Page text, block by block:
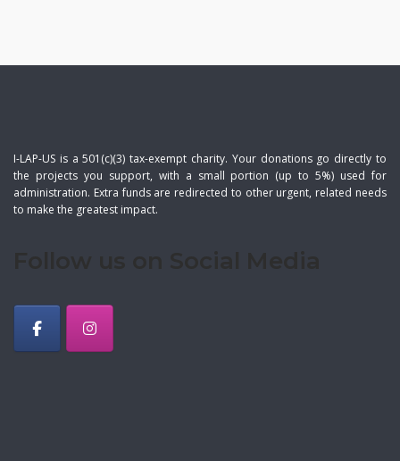
I-LAP-US is a 501(c)(3) tax-exempt charity. Your donations go directly to
the projects you support, with a small portion (up to 5%) used for
administration. Extra funds are redirected to other urgent, related needs
to make the greatest impact.